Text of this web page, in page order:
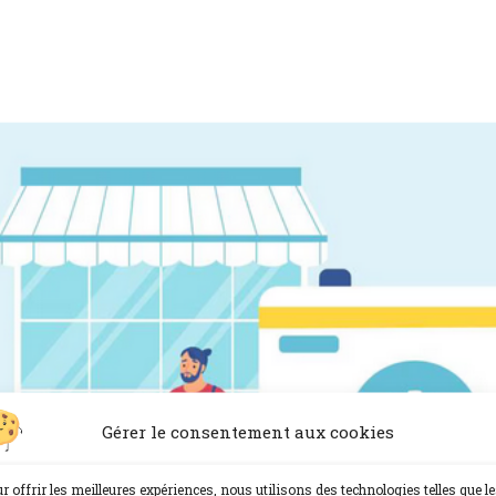
Gérer le consentement aux cookies
offrir les meilleures expériences, nous utilisons des technologies telles que